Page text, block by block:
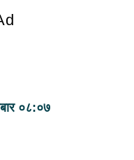
०८:०७